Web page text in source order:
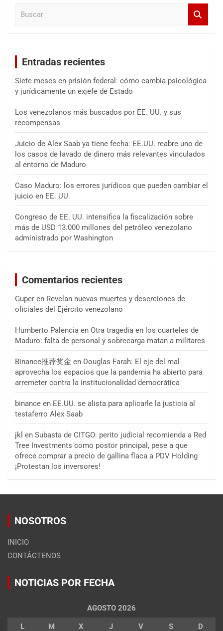
Entradas recientes
Siete meses en prisión federal: cómo cambia psicológica
y jurídicamente un exjefe de Estado
Los venezolanos más buscados por EE. UU. y sus
recompensas
Juicio de Alex Saab ya tiene fecha: EE.UU. reabre uno de
los casos de lavado de dinero más relevantes vinculados
al entorno de Maduro
Caso Maduro: los errores jurídicos que pueden cambiar el
juicio en EE. UU.
Congreso de EE. UU. intensifica la fiscalización sobre
más de USD 13.000 millones del petróleo venezolano
administrado por Washington
Comentarios recientes
Guper en Revelan nuevas muertes y deserciones de
oficiales del Ejército venezolano
Humberto Palencia en Otra tragedia en los cuarteles de
Maduro: falta de personal y sobrecarga matan a militares
Binance推荐奖金 en Douglas Farah: El eje del mal
aprovecha los espacios que la pandemia ha abierto para
arremeter contra la institucionalidad democrática
binance en EE.UU. se alista para aplicarle la justicia al
testaferro Alex Saab
jkl en Subasta de CITGO: perito judicial recomienda a Red
Tree Investments como postor principal, pese a que
ofrece comprar a precio de gallina flaca a PDV Holding
¡Protestan los inversores!
NOSOTROS
INICIO
CONTÁCTENOS
NOTICIAS POR FECHA
AGOSTO 2026
L M X J V S D